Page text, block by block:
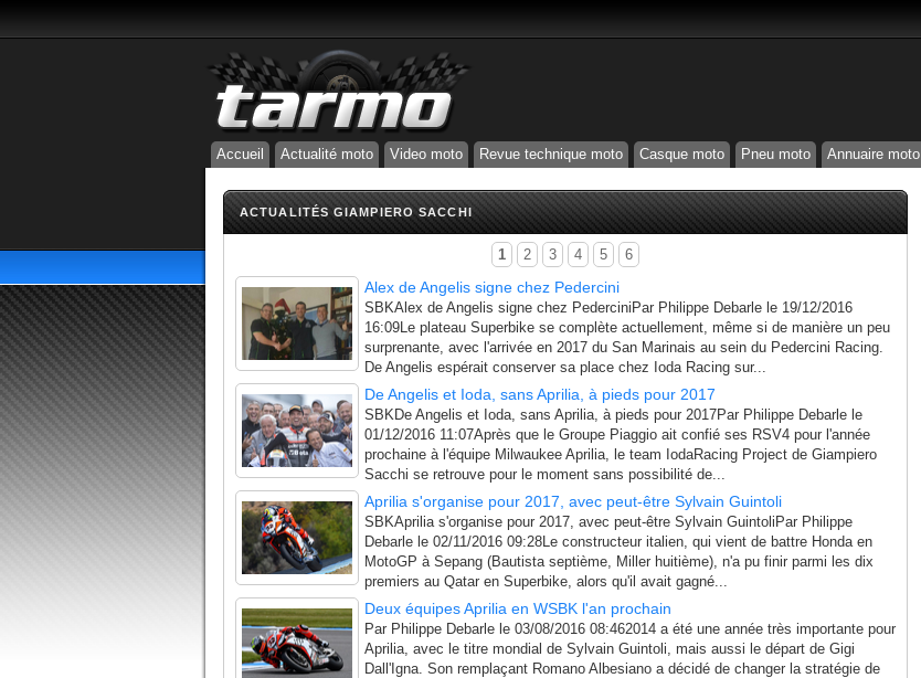
Accueil Actualité moto Video moto Revue technique moto Casque moto Pneu moto Annuaire moto
ACTUALITÉS GIAMPIERO SACCHI
1 2 3 4 5 6
Alex de Angelis signe chez Pedercini
SBKAlex de Angelis signe chez PederciniPar Philippe Debarle le 19/12/2016
16:09Le plateau Superbike se complète actuellement, même si de manière un peu
surprenante, avec l'arrivée en 2017 du San Marinais au sein du Pedercini Racing.
De Angelis espérait conserver sa place chez Ioda Racing sur...
De Angelis et Ioda, sans Aprilia, à pieds pour 2017
SBKDe Angelis et Ioda, sans Aprilia, à pieds pour 2017Par Philippe Debarle le
01/12/2016 11:07Après que le Groupe Piaggio ait confié ses RSV4 pour l'année
prochaine à l'équipe Milwaukee Aprilia, le team IodaRacing Project de Giampiero
Sacchi se retrouve pour le moment sans possibilité de...
Aprilia s'organise pour 2017, avec peut-être Sylvain Guintoli
SBKAprilia s'organise pour 2017, avec peut-être Sylvain GuintoliPar Philippe
Debarle le 02/11/2016 09:28Le constructeur italien, qui vient de battre Honda en
MotoGP à Sepang (Bautista septième, Miller huitième), n'a pu finir parmi les dix
premiers au Qatar en Superbike, alors qu'il avait gagné...
Deux équipes Aprilia en WSBK l'an prochain
Par Philippe Debarle le 03/08/2016 08:462014 a été une année très importante pour
Aprilia, avec le titre mondial de Sylvain Guintoli, mais aussi le départ de Gigi
Dall'Igna. Son remplaçant Romano Albesiano a décidé de changer la stratégie de